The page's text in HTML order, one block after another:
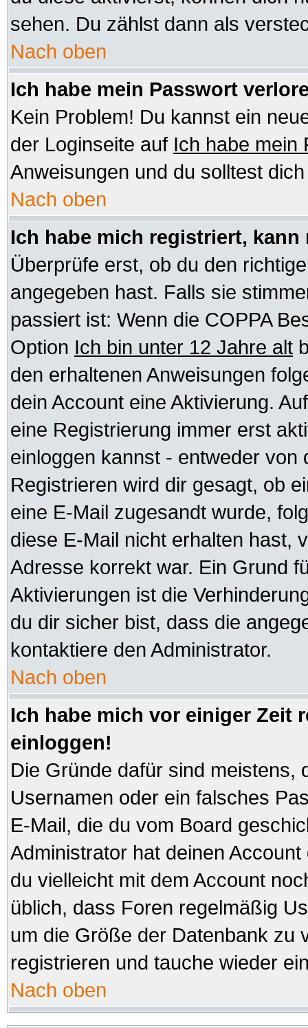
sehen. Du zählst dann als
Nach oben
Ich habe mein Passwort
Kein Problem! Du kannst ein
der Loginseite auf Ich habe mein
Anweisungen und du solltest
Nach oben
Ich habe mich registriert,
Überprüfe erst, ob du den
angegeben hast. Falls sie
passiert ist: Wenn die COPPA
Option Ich bin unter 12 Jahre alt
den erhaltenen Anweisungen
dein Account eine Aktivierung.
eine Registrierung immer erst
einloggen kannst - entweder von
Registrieren wird dir gesagt, ob
eine E-Mail zugesandt wurde,
diese E-Mail nicht erhalten hast,
Adresse korrekt war. Ein Grund
Aktivierungen ist die
du dir sicher bist, dass die
kontaktiere den Administrator.
Nach oben
Ich habe mich vor einiger Zeit
einloggen!
Die Gründe dafür sind meistens,
Usernamen oder ein falsches
E-Mail, die du vom Board
Administrator hat deinen
du vielleicht mit dem Account
üblich, dass Foren regelmäßig
um die Größe der Datenbank zu
registrieren und tauche wieder
Nach oben